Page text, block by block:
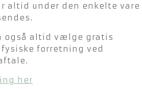
altid under den enkelte vare
også altid vælge gratis
forretning ved
her